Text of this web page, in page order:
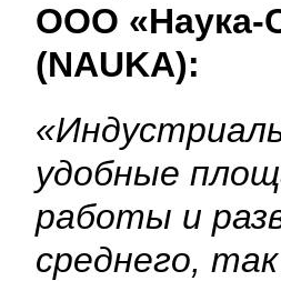
ООО «Наука-
(NAUKA):
удобные
работы и
среднего,